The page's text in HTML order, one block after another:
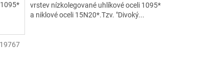
vrstev nízkolegované uhlíkové oceli 1095*
a niklové oceli 15N20*.Tzv. "Divoký...